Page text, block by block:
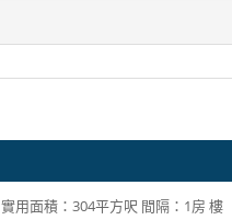
用面積：304平方呎 間隔：1房 樓